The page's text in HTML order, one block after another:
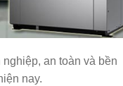
an toàn và bền
nay.